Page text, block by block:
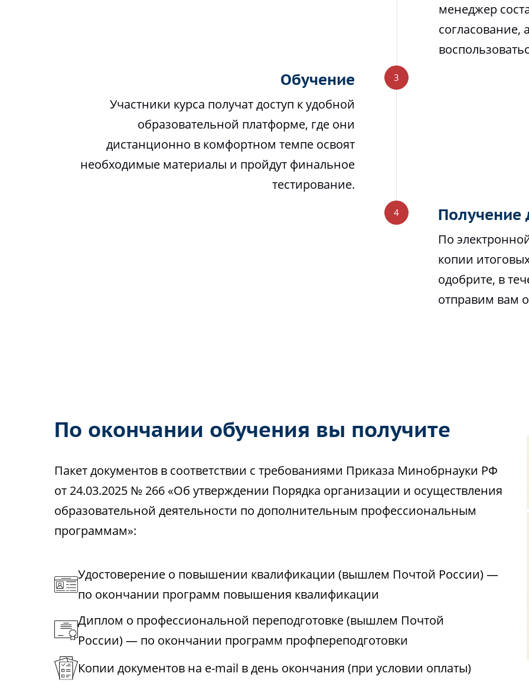
менеджер
Обучение
Участники курса получат доступ к удобной
образовательной платформе, где они
дистанционно в комфортном темпе освоят
необходимые материалы и пройдут финальное
тестирование.
Получение
По
копии
одобрите, в
отправим вам
По окончании обучения вы получите
Пакет документов в соответствии с требованиями Приказа Минобрнауки РФ
от 24.03.2025 № 266 «Об утверждении Порядка организации и осуществления
образовательной деятельности по дополнительным профессиональным
программам»:
Удостоверение о повышении квалификации (вышлем Почтой России) —
по окончании программ повышения квалификации
Диплом о профессиональной переподготовке (вышлем Почтой
России) — по окончании программ профпереподготовки
Копии документов на e-mail в день окончания (при условии оплаты)